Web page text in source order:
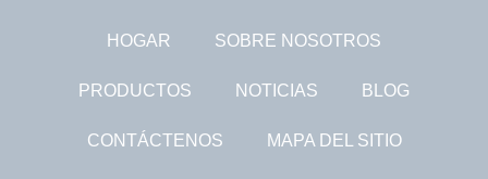
HOGAR SOBRE NOSOTROS
PRODUCTOS NOTICIAS BLOG
CONTÁCTENOS MAPA DEL SITIO